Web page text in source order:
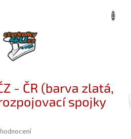
- ČR (barva zlatá,
spojky